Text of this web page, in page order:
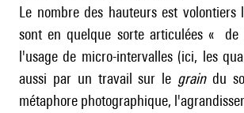
Le nombre des hauteurs est volontiers
sont en quelque sorte articulées «
l'usage de micro-intervalles (ici, les
aussi par un travail sur le graindu
métaphore photographique,